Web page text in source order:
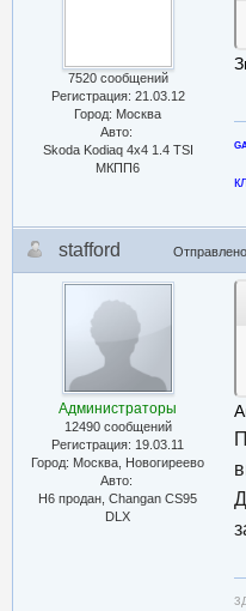
7520 сообщений
Регистрация: 21.03.12
Город: Москва
Авто:
Skoda Kodiaq 4x4 1.4 TSI
МКПП6
stafford Отправлено
Администраторы
12490 сообщений
Регистрация: 19.03.11
Город: Москва, Новогиреево
Авто:
Н6 продан, Changan CS95
DLX